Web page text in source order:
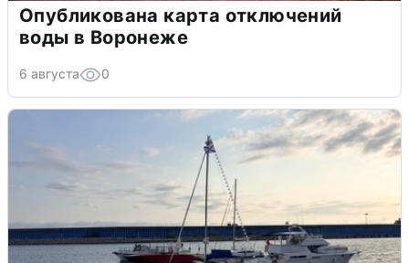
Опубликована карта отключений
воды в Воронеже
6 августа 0